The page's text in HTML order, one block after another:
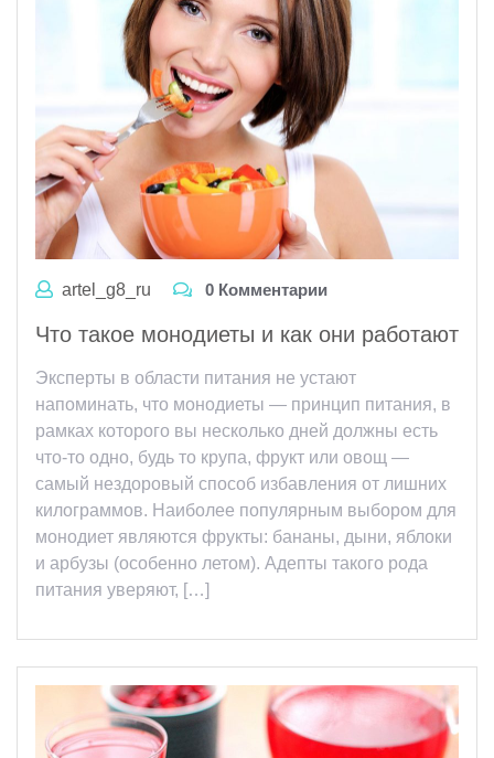
artel_g8_ru 0 Комментарии
Что такое монодиеты и как они работают
Эксперты в области питания не устают
напоминать, что монодиеты — принцип питания, в
рамках которого вы несколько дней должны есть
что-то одно, будь то крупа, фрукт или овощ —
самый нездоровый способ избавления от лишних
килограммов. Наиболее популярным выбором для
монодиет являются фрукты: бананы, дыни, яблоки
и арбузы (особенно летом). Адепты такого рода
питания уверяют, […]